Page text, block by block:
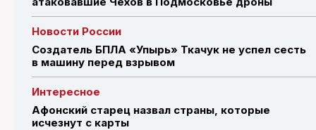
Новости России
Создатель БПЛА «Упырь» Ткачук не успел сесть
в машину перед взрывом
Интересное
Афонский старец назвал страны, которые
исчезнут с карты